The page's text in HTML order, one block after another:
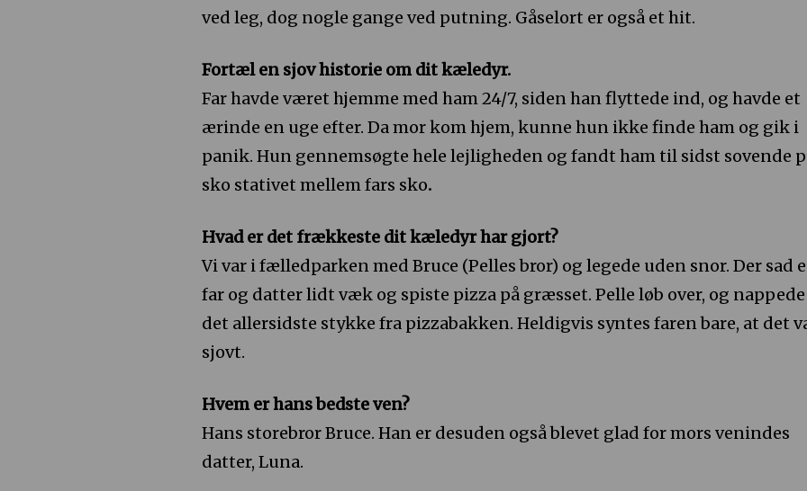
ved leg, dog nogle gange ved putning. Gåselort er også et hit.
Fortæl en sjov historie om dit kæledyr.
Far havde været hjemme med ham 24/7, siden han flyttede ind, og havde et
ærinde en uge efter. Da mor kom hjem, kunne hun ikke finde ham og gik i
panik. Hun gennemsøgte hele lejligheden og fandt ham til sidst sovende
sko stativet mellem fars sko.
Hvad er det frækkeste dit kæledyr har gjort?
Vi var i fælledparken med Bruce (Pelles bror) og legede uden snor. Der sad
far og datter lidt væk og spiste pizza på græsset. Pelle løb over, og nappede
det allersidste stykke fra pizzabakken. Heldigvis syntes faren bare, at det
sjovt.
Hvem er hans bedste ven?
Hans storebror Bruce. Han er desuden også blevet glad for mors venindes
datter, Luna.